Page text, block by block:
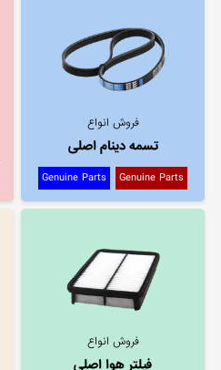
فروش انواع
تسمه دینام اصلی
Genuine Parts
Genuine Parts
فروش انواع
فیلتر هوا اصلی